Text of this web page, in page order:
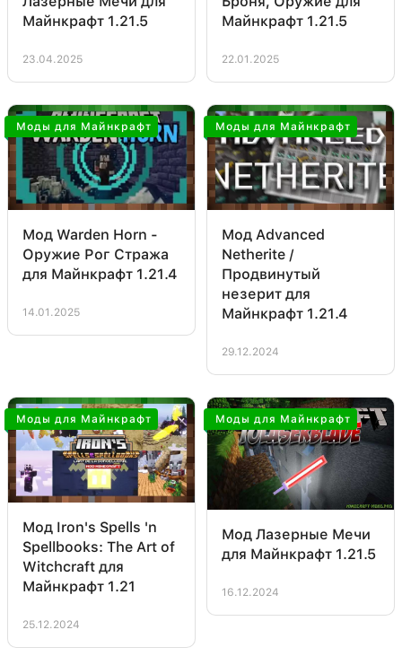
Майнкрафт 1.21.5
23.04.2025
Майнкрафт 1.21.5
22.01.2025
Моды для Майнкрафт
Мод Warden Horn -
Оружие Рог Стража
для Майнкрафт 1.21.4
14.01.2025
Моды для Майнкрафт
Мод Advanced
Netherite /
Продвинутый
незерит для
Майнкрафт 1.21.4
29.12.2024
Моды для Майнкрафт
Мод Iron's Spells 'n
Spellbooks: The Art of
Witchcraft для
Майнкрафт 1.21
25.12.2024
Моды для Майнкрафт
Мод Лазерные Мечи
для Майнкрафт 1.21.5
16.12.2024